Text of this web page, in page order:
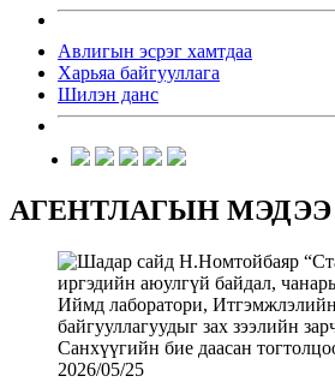
Авлигын эсрэг хамтдаа
Харьяа байгууллага
Шилэн данс
АГЕНТЛАГЫН МЭДЭЭ
2026/05/25